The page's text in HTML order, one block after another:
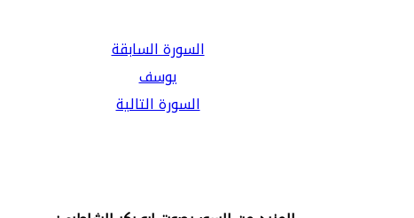
السورة السابقة
يوسف
السورة التالية